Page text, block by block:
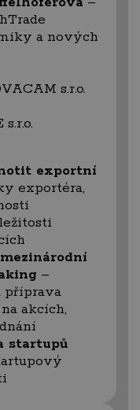
a nových
s.r.o.
exportní
exportéra,
–
příprava
akcích,
startupů